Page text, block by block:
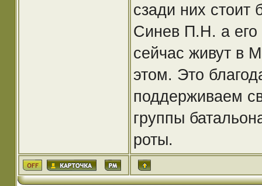
сзади них
Синев П.Н. а его
сейчас живут в
этом. Это
поддерживаем
группы
роты.